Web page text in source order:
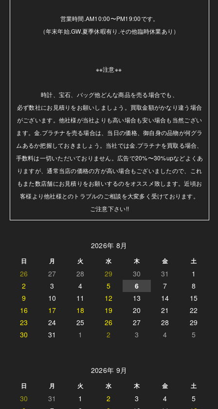
営業時間.AM10:00〜PM19:00です。
（年末年始.GW.夏季休暇有り.その他臨時休業あり）
※※注意※※
時計、宝石、バッグ他どんな商品を売る場合でも、
必ず数社にお見積りをお願いしましょう。買取金額がかなり違う場合
がございます。他社様が当社よりも高い場合も安い場合も当然ござい
ます。金.プラチナを売る場合は、当日の価格、御自身の品物が何グラ
ムあるか把握しておきましょう。当社では金.プラチナを買取る場合、
手数料は一切いただいておりません。広告で20%〜30%upなどよくあ
りますが、通常当店の価格の方が高い場合もございましたので、これ
もまた数店舗にお見積りをお願いするのをオススメ致します。近頃お
客様より他社様とのトラブルのご相談を大変多く受けております。
ご注意下さい!!
2026年 8月
日 月 火 水 木 金 土
26 27 28 29 30 31
1
2
3 4 5 6 7
8
9
10 11 12 13 14
15
16
17 18 19 20 21
22
23
24 25 26 27 28
29
30
31 1 2 3 4 5
2026年 9月
日 月 火 水 木 金 土
30 31 1 2 3 4
5